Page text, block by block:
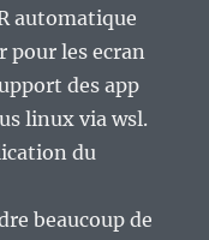
automatique
pour les ecran
des app
linux via wsl.
du
beaucoup de